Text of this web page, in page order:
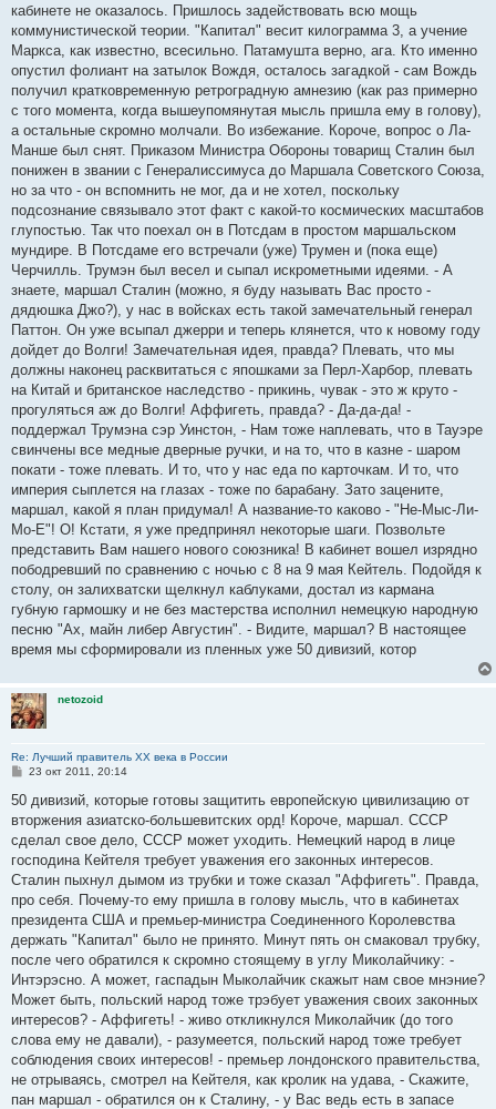
кабинете не оказалось. Пришлось задействовать всю мощь
коммунистической теории. "Капитал" весит килограмма 3, а учение
Маркса, как известно, всесильно. Патамушта верно, ага. Кто именно
опустил фолиант на затылок Вождя, осталось загадкой - сам Вождь
получил кратковременную ретроградную амнезию (как раз примерно
с того момента, когда вышеупомянутая мысль пришла ему в голову),
а остальные скромно молчали. Во избежание. Короче, вопрос о Ла-
Манше был снят. Приказом Министра Обороны товарищ Сталин был
понижен в звании с Генералиссимуса до Маршала Советского Союза,
но за что - он вспомнить не мог, да и не хотел, поскольку
подсознание связывало этот факт с какой-то космических масштабов
глупостью. Так что поехал он в Потсдам в простом маршальском
мундире. В Потсдаме его встречали (уже) Трумен и (пока еще)
Черчилль. Трумэн был весел и сыпал искрометными идеями. - А
знаете, маршал Сталин (можно, я буду называть Вас просто -
дядюшка Джо?), у нас в войсках есть такой замечательный генерал
Паттон. Он уже всыпал джерри и теперь клянется, что к новому году
дойдет до Волги! Замечательная идея, правда? Плевать, что мы
должны наконец расквитаться с япошками за Перл-Харбор, плевать
на Китай и британское наследство - прикинь, чувак - это ж круто -
прогуляться аж до Волги! Аффигеть, правда? - Да-да-да! -
поддержал Трумэна сэр Уинстон, - Нам тоже наплевать, что в Тауэре
свинчены все медные дверные ручки, и на то, что в казне - шаром
покати - тоже плевать. И то, что у нас еда по карточкам. И то, что
империя сыплется на глазах - тоже по барабану. Зато зацените,
маршал, какой я план придумал! А название-то каково - "Не-Мыс-Ли-
Мо-Е"! О! Кстати, я уже предпринял некоторые шаги. Позвольте
представить Вам нашего нового союзника! В кабинет вошел изрядно
пободревший по сравнению с ночью с 8 на 9 мая Кейтель. Подойдя к
столу, он залихватски щелкнул каблуками, достал из кармана
губную гармошку и не без мастерства исполнил немецкую народную
песню "Ах, майн либер Августин". - Видите, маршал? В настоящее
время мы сформировали из пленных уже 50 дивизий, котор
netozoid
Re: Лучший правитель ХХ века в России
С
о
щ
е
н
и
е
23 окт 2011, 20:14
50 дивизий, которые готовы защитить европейскую цивилизацию от
вторжения азиатско-большевитских орд! Короче, маршал. СССР
сделал свое дело, СССР может уходить. Немецкий народ в лице
господина Кейтеля требует уважения его законных интересов.
Сталин пыхнул дымом из трубки и тоже сказал "Аффигеть". Правда,
про себя. Почему-то ему пришла в голову мысль, что в кабинетах
президента США и премьер-министра Соединенного Королевства
держать "Капитал" было не принято. Минут пять он смаковал трубку,
после чего обратился к скромно стоящему в углу Миколайчику: -
Интэрэсно. А может, гаспадын Мыколайчик скажыт нам свое мнэние?
Может быть, польский народ тоже трэбует уважения своих законных
интересов? - Аффигеть! - живо откликнулся Миколайчик (до того
слова ему не давали), - разумеется, польский народ тоже требует
соблюдения своих интересов! - премьер лондонского правительства,
не отрываясь, смотрел на Кейтеля, как кролик на удава, - Скажите,
пан маршал - обратился он к Сталину, - у Вас ведь есть в запасе